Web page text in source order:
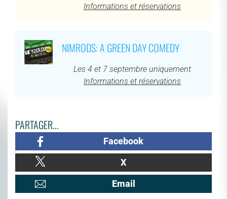
Informations et réservations
NIMRODS: A GREEN DAY COMEDY
Les 4 et 7 septembre uniquement
Informations et réservations
PARTAGER...
Facebook
X
Email